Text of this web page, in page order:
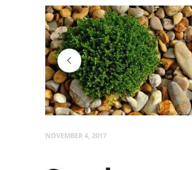
image-3-1
NOVEMBER 4, 2017